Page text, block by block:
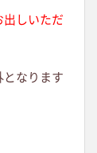
出しいただ
となります